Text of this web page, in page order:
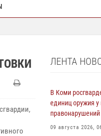
ЛЕНТА
В Коми
единиц оружия у
правонарушений
09 августа 2026,